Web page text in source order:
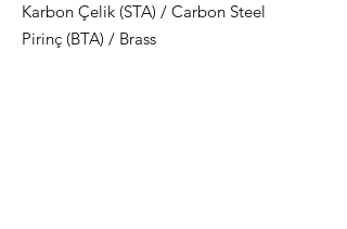
Karbon Çelik (STA) / Carbon Steel
Pirinç (BTA) / Brass